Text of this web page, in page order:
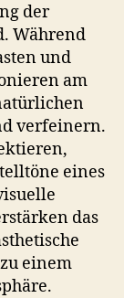
der
Während
und
am
verfeinern.
eines
das
einem